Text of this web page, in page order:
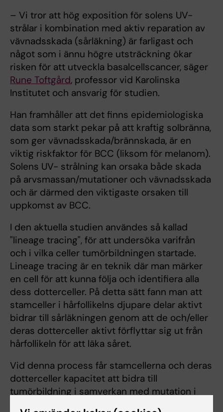
– Vi tror att hög exposition för solens UV-
strålar i kombination med aktiv reparation av
vävnadsskada (sårläkning) är farligast och
något som i ännu högre utsträckning ökar
risken för att utveckla basalcellscancer, säger
Rune Toftgård, professor vid Karolinska
Institutet och ansvarig för studien.
Han framhåller att det finns epidemiologiska
data som starkt pekar på att kraftig solbränna,
som ger vävnadsskada/brännskada, är en
viktig riskfaktor för BCC (liksom för melanom).
Solens UV- strålning kan orsaka både skada
på arvsmassan/mutationer och vävnadsskada
och är därmed den viktigaste orsaken till
uppkomst av BCC.
I den aktuella studien användes så kallad
"lineage tracing", för att undersöka varifrån
och i vilka celler tumörbildningen startade.
Lineage tracing är en teknik där man märker
en cell för att kunna följa och identifiera alla
dess dotterceller. På detta sätt fann man att
stamceller i hårfollikelns djupare delar aktivt
bidrar till sårläkningen genom att de och/eller
deras dotterceller aktivt förflyttar sig ut från
hårfollikeln för att läka såret.
Vid denna process får stamcellerna och deras
dotterceller kapacitet att bidra till
tumörbildning i samverkan med mutation i